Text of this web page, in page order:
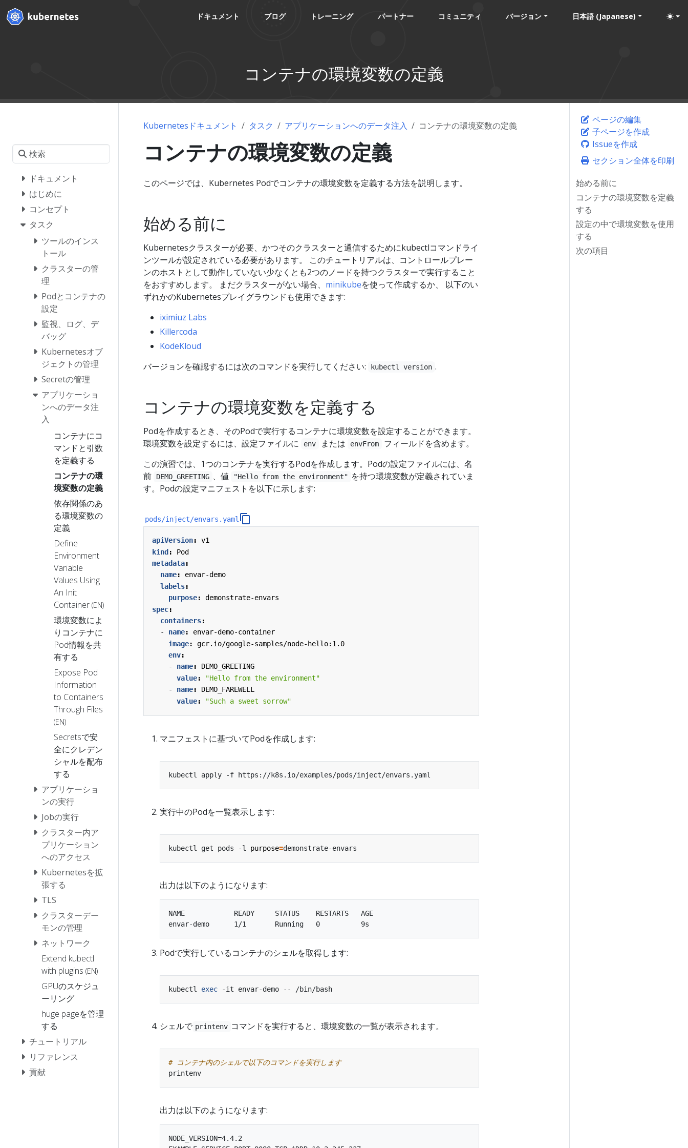
ドキュメント ブログ トレーニング パートナー コミュニティ バージョン 日本語 (Japanese)
コンテナの環境変数の定義
ドキュメント
はじめに
コンセプト
タスク
ツールのインス
トール
クラスターの管
理
Podとコンテナの
設定
監視、ログ、デ
バッグ
Kubernetesオブ
ジェクトの管理
Secretの管理
アプリケーショ
ンへのデータ注
入
コンテナにコ
マンドと引数
を定義する
コンテナの環
境変数の定義
依存関係のあ
る環境変数の
定義
Define
Environment
Variable
Values Using
An Init
Container (EN)
環境変数によ
りコンテナに
Pod情報を共
有する
Expose Pod
Information
to Containers
Through Files
(EN)
Secretsで安
全にクレデン
シャルを配布
する
アプリケーショ
ンの実行
Jobの実行
クラスター内ア
プリケーション
へのアクセス
Kubernetesを拡
張する
TLS
クラスターデー
モンの管理
ネットワーク
Extend kubectl
with plugins (EN)
GPUのスケジュ
ーリング
huge pageを管理
する
チュートリアル
リファレンス
貢献
ページの編集
子ページを作成
Issueを作成
セクション全体を印刷
始める前に
コンテナの環境変数を定義
する
設定の中で環境変数を使用
する
次の項目
Kubernetesドキュメント タスク アプリケーションへのデータ注入 コンテナの環境変数の定義
コンテナの環境変数の定義
このページでは、Kubernetes Podでコンテナの環境変数を定義する方法を説明します。
始める前に
Kubernetesクラスターが必要、かつそのクラスターと通信するためにkubectlコマンドライ
ンツールが設定されている必要があります。 このチュートリアルは、コントロールプレー
ンのホストとして動作していない少なくとも2つのノードを持つクラスターで実行すること
をおすすめします。 まだクラスターがない場合、 minikubeを使って作成するか、 以下のい
ずれかのKubernetesプレイグラウンドも使用できます:
iximiuz Labs
Killercoda
KodeKloud
バージョンを確認するには次のコマンドを実行してください:
kubectl version .
コンテナの環境変数を定義する
Podを作成するとき、そのPodで実行するコンテナに環境変数を設定することができます。
環境変数を設定するには、設定ファイルに
env または envFrom
フィールドを含めます。
この演習では、1つのコンテナを実行するPodを作成します。Podの設定ファイルには、名
前
DEMO_GREETING 、値 "Hello from the environment" を持つ環境変数が定義されていま
す。Podの設定マニフェストを以下に示します:
pods/inject/envars.yaml
apiVersion:
v1
kind:
Pod
metadata:
name:
envar-demo
labels:
purpose:
demonstrate-envars
spec:
containers:
- name:
envar-demo-container
image:
gcr.io/google-samples/node-hello:1.0
env:
- name:
DEMO_GREETING
value:
"Hello from the environment"
- name:
DEMO_FAREWELL
value: "Such a sweet sorrow"
マニフェストに基づいてPodを作成します:
実行中のPodを一覧表示します:
kubectl get pods -l purpose=
出力は以下のようになります:
NAME            READY     STATUS    RESTARTS   AGE
Podで実行しているコンテナのシェルを取得します:
kubectl exec
シェルで printenv コマンドを実行すると、環境変数の一覧が表示されます。
# コンテナ内のシェルで以下のコマンドを実行します
出力は以下のようになります:
NODE_VERSION=4.4.2